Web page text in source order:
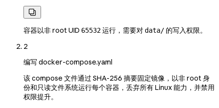

容器以非 root UID 65532运行，需要对data/ 的写入权限。
2
编写 docker-compose.yaml
该 compose 文件通过 SHA-256 摘要固定镜像，以非 root 身
份和只读文件系统运行每个容器，丢弃所有 Linux 能力，并禁用
权限提升。